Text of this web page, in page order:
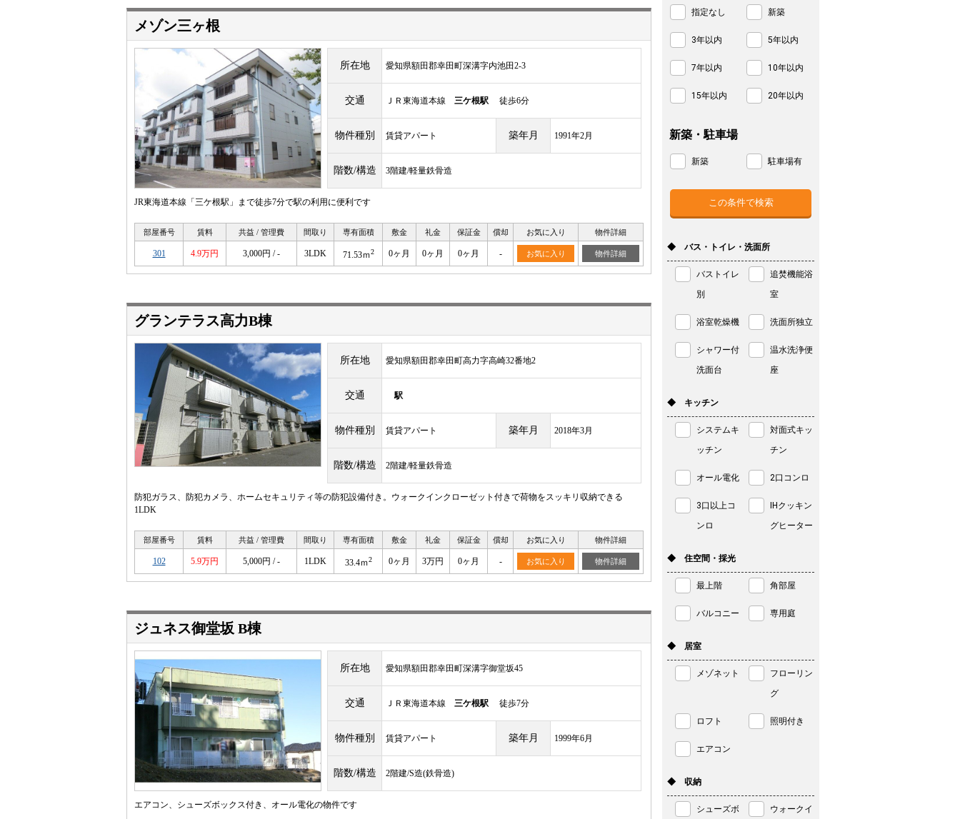
メゾン三ヶ根
所在地 愛知県額田郡幸田町深溝字内池田2-3
交通 ＪＲ東海道本線 三ケ根駅 徒歩6分
物件種別 賃貸アパート 築年月 1991年2月
階数/構造 3階建/軽量鉄骨造
JR東海道本線「三ケ根駅」まで徒歩7分で駅の利用に便利です
部屋番号 賃料 共益 / 管理費 間取り 専有面積 敷金 礼金 保証金 償却 お気に入り 物件詳細
301 4.9万円 3,000円 / - 3LDK 71.53ｍ2 0ヶ月 0ヶ月 0ヶ月 - お気に入り 物件詳細
グランテラス高力B棟
所在地 愛知県額田郡幸田町高力字高崎32番地2
交通 駅
物件種別 賃貸アパート 築年月 2018年3月
階数/構造 2階建/軽量鉄骨造
防犯ガラス、防犯カメラ、ホームセキュリティ等の防犯設備付き。ウォークインクローゼット付きで荷物をスッキリ収納できる
1LDK
部屋番号 賃料 共益 / 管理費 間取り 専有面積 敷金 礼金 保証金 償却 お気に入り 物件詳細
102 5.9万円 5,000円 / - 1LDK 33.4ｍ2 0ヶ月 3万円 0ヶ月 - お気に入り 物件詳細
ジュネス御堂坂 B棟
所在地 愛知県額田郡幸田町深溝字御堂坂45
交通 ＪＲ東海道本線 三ケ根駅 徒歩7分
物件種別 賃貸アパート 築年月 1999年6月
階数/構造 2階建/S造(鉄骨造)
エアコン、シューズボックス付き、オール電化の物件です
指定なし 新築
3年以内 5年以内
7年以内 10年以内
15年以内 20年以内
新築・駐車場
新築 駐車場有
◆ バス・トイレ・洗面所
バストイレ
別
追焚機能浴
室
浴室乾燥機 洗面所独立
シャワー付
洗面台
温水洗浄便
座
◆ キッチン
システムキ
ッチン
対面式キッ
チン
オール電化 2口コンロ
3口以上コ
ンロ
IHクッキン
グヒーター
◆ 住空間・採光
最上階 角部屋
バルコニー 専用庭
◆ 居室
メゾネット
フローリン
グ
ロフト 照明付き
エアコン
◆ 収納
シューズボ
ウォークイ